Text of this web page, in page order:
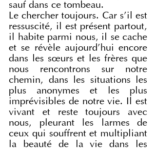
sauf dans ce tombeau.
Le chercher toujours. Car s’il est
ressuscité, il est présent partout,
il habite parmi nous, il se cache
et se révèle aujourd’hui encore
dans les sœurs et les frères que
nous rencontrons sur notre
chemin, dans les situations les
plus anonymes et les plus
imprévisibles de notre vie. Il est
vivant et reste toujours avec
nous, pleurant les larmes de
ceux qui souffrent et multipliant
la beauté de la vie dans les